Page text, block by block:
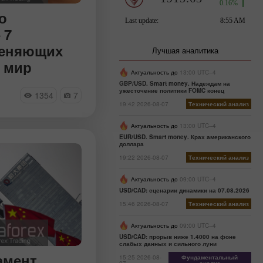
и
примеров
правила
7
мир
революцию. Мы
неотделимого
превращаются
способных
полуслова,
сигналы
задачами.
самых
1354 7
Лучшая аналитика
Актуальность до 13:00 UTC--4
GBP/USD. Smart money. Надеждам на
ужесточение политики FOMC конец
19:42 2026-08-07
Технический анализ
Актуальность до 13:00 UTC--4
EUR/USD. Smart money. Крах американского
доллара
19:22 2026-08-07
Технический анализ
Актуальность до 09:00 UTC--4
USD/CAD: сценарии динамики на 07.08.2026
15:46 2026-08-07
Технический анализ
Актуальность до 09:00 UTC--4
USD/CAD: прорыв ниже 1.4000 на фоне
слабых данных и сильного луни
15:25 2026-08-
Фундаментальный